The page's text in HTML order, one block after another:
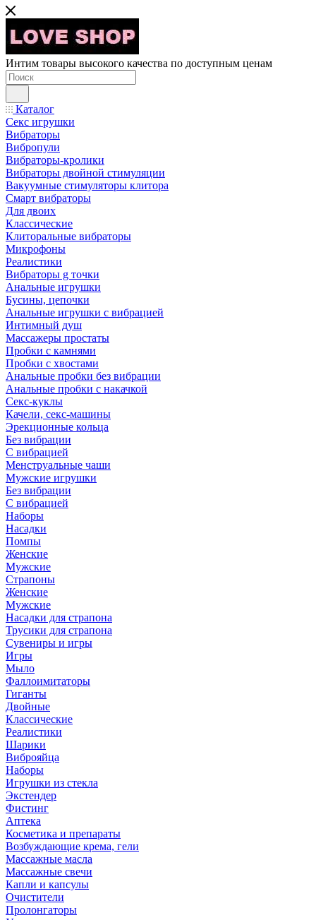
Интим товары высокого качества по доступным ценам
Каталог
Секс игрушки
Вибраторы
Вибропули
Вибраторы-кролики
Вибраторы двойной стимуляции
Вакуумные стимуляторы клитора
Смарт вибраторы
Для двоих
Классические
Клиторальные вибраторы
Микрофоны
Реалистики
Вибраторы g точки
Анальные игрушки
Бусины, цепочки
Анальные игрушки с вибрацией
Интимный душ
Массажеры простаты
Пробки с камнями
Пробки с хвостами
Анальные пробки без вибрации
Анальные пробки с накачкой
Секс-куклы
Качели, секс-машины
Эрекционные кольца
Без вибрации
С вибрацией
Менструальные чаши
Мужские игрушки
Без вибрации
С вибрацией
Наборы
Насадки
Помпы
Женские
Мужские
Страпоны
Женские
Мужские
Насадки для страпона
Трусики для страпона
Сувениры и игры
Игры
Мыло
Фаллоимитаторы
Гиганты
Двойные
Классические
Реалистики
Шарики
Виброяйца
Наборы
Игрушки из стекла
Экстендер
Фистинг
Аптека
Косметика и препараты
Возбуждающие крема, гели
Массажные масла
Массажные свечи
Капли и капсулы
Очистители
Пролонгаторы